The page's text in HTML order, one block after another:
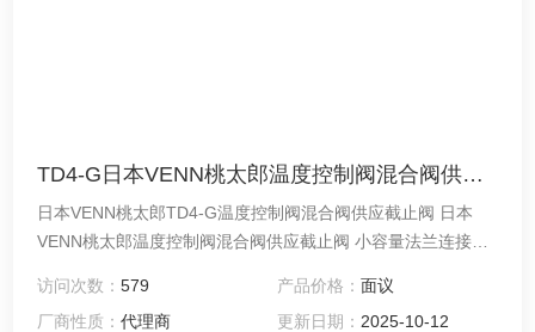
TD4-G日本VENN桃太郎温度控制阀混合阀供应截止阀
日本VENN桃太郎TD4-G温度控制阀混合阀供应截止阀 日本
VENN桃太郎温度控制阀混合阀供应截止阀 小容量法兰连接式
阀门泄漏的场合，小容量和小型设备。
访问次数：579 产品价格： 面议
厂商性质：代理商 更新日期： 2025-10-12